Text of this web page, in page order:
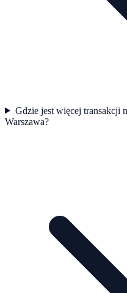
Gdzie jest więcej transakcji
Warszawa?